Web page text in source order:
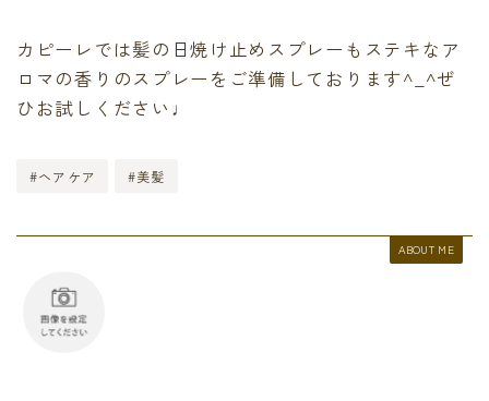
カピーレでは髪の日焼け止めスプレーもステキなア
ロマの香りのスプレーをご準備しております^_^ぜ
ひお試しください♩
#ヘアケア #美髪
ABOUT ME